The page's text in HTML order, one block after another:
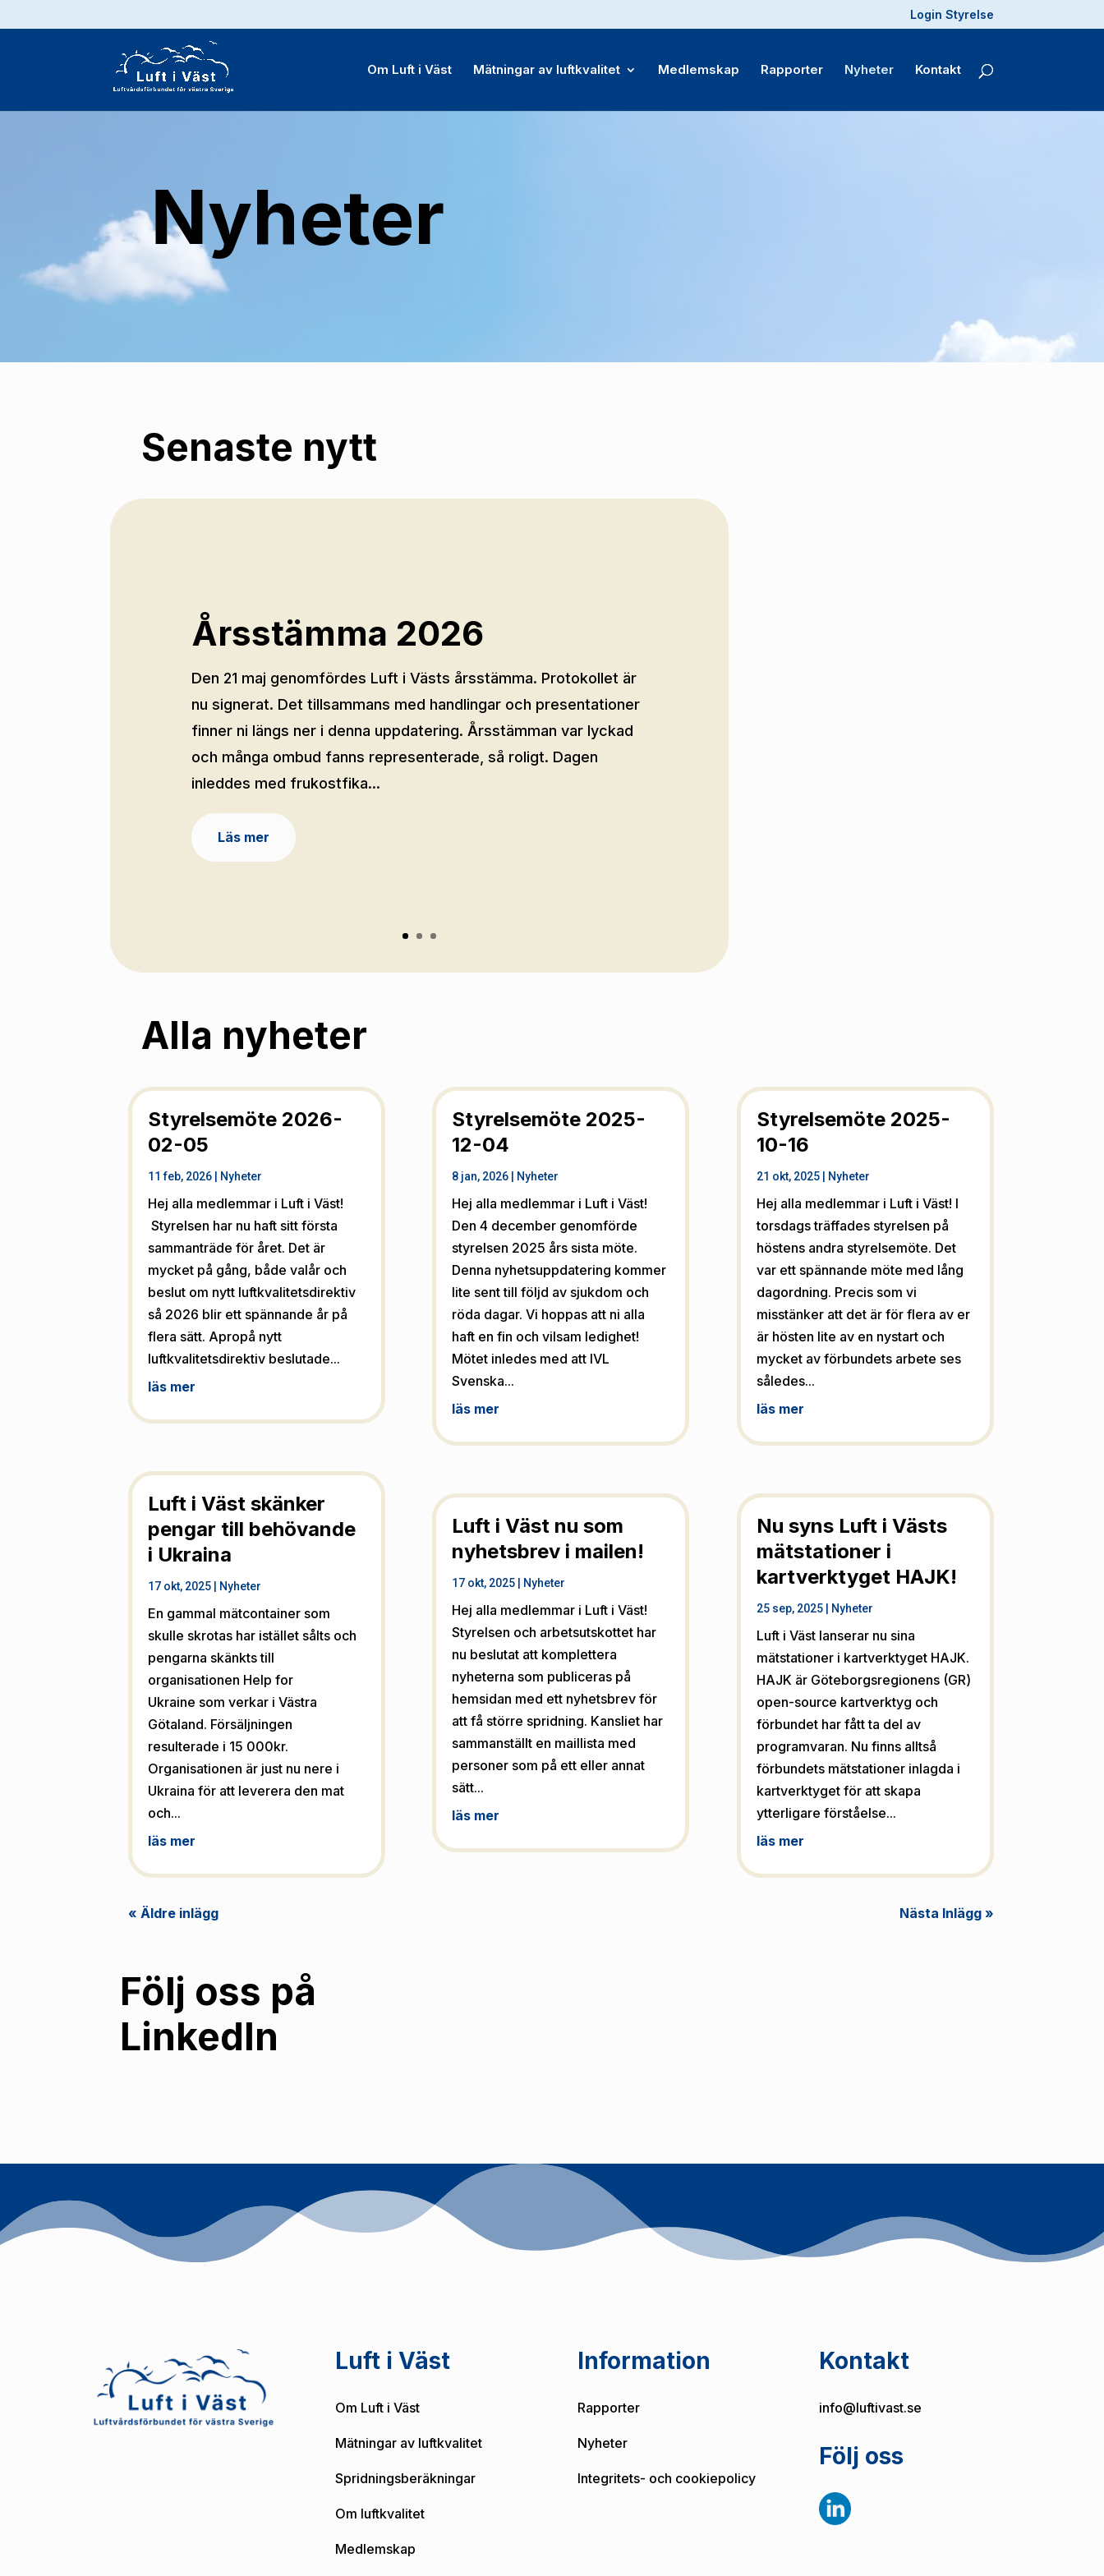
Login Styrelse
Om Luft i Väst Mätningar av luftkvalitet Medlemskap Rapporter Nyheter Kontakt
Nyheter
Senaste nytt
Årsstämma 2026
Den 21 maj genomfördes Luft i Västs årsstämma. Protokollet är
nu signerat. Det tillsammans med handlingar och presentationer
finner ni längs ner i denna uppdatering. Årsstämman var lyckad
och många ombud fanns representerade, så roligt. Dagen
inleddes med frukostfika...
Läs mer
Alla nyheter
Styrelsemöte 2026-
02-05
11 feb, 2026| Nyheter
Hej alla medlemmar i Luft i Väst!
Styrelsen har nu haft sitt första
sammanträde för året. Det är
mycket på gång, både valår och
beslut om nytt luftkvalitetsdirektiv
så 2026 blir ett spännande år på
flera sätt. Apropå nytt
luftkvalitetsdirektiv beslutade...
läs mer
Luft i Väst skänker
pengar till behövande
i Ukraina
17 okt, 2025| Nyheter
En gammal mätcontainer som
skulle skrotas har istället sålts och
pengarna skänkts till
organisationen Help for
Ukraine som verkar i Västra
Götaland. Försäljningen
resulterade i 15 000kr.
Organisationen är just nu nere i
Ukraina för att leverera den mat
och...
läs mer
Styrelsemöte 2025-
12-04
8 jan, 2026 Nyheter
Hej alla medlemmar i Luft i Väst!
Den 4 december genomförde
styrelsen 2025 års sista möte.
Denna nyhetsuppdatering kommer
lite sent till följd av sjukdom och
röda dagar. Vi hoppas att ni alla
haft en fin och vilsam ledighet!
Mötet inledes med att IVL
Svenska...
läs mer
Luft i Väst nu som
nyhetsbrev i mailen!
17 okt, 2025 Nyheter
Hej alla medlemmar i Luft i Väst!
Styrelsen och arbetsutskottet har
nu beslutat att komplettera
nyheterna som publiceras på
hemsidan med ett nyhetsbrev för
att få större spridning. Kansliet har
sammanställt en maillista med
personer som på ett eller annat
sätt...
läs mer
Styrelsemöte 2025-
10-16
21 okt, 2025| Nyheter
Hej alla medlemmar i Luft i Väst! I
torsdags träffades styrelsen på
höstens andra styrelsemöte. Det
var ett spännande möte med lång
dagordning. Precis som vi
misstänker att det är för flera av er
är hösten lite av en nystart och
mycket av förbundets arbete ses
således...
läs mer
Nu syns Luft i Västs
mätstationer i
kartverktyget HAJK!
25 sep, 2025| Nyheter
Luft i Väst lanserar nu sina
mätstationer i kartverktyget HAJK.
HAJK är Göteborgsregionens (GR)
open-source kartverktyg och
förbundet har fått ta del av
programvaran. Nu finns alltså
förbundets mätstationer inlagda i
kartverktyget för att skapa
ytterligare förståelse...
läs mer
« Äldre inlägg Nästa Inlägg »
Följ oss på
LinkedIn
Luft i Väst
Om Luft i Väst
Mätningar av luftkvalitet
Spridningsberäkningar
Om luftkvalitet
Medlemskap
Information
Rapporter
Nyheter
Integritets- och cookiepolicy
Kontakt
info@luftivast.se
Följ oss